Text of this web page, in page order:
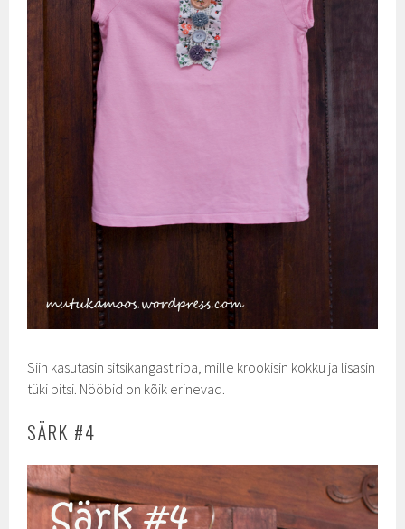
Siin kasutasin sitsikangast riba, mille krookisin kokku ja lisasin
tüki pitsi. Nööbid on kõik erinevad.
SÄRK #4